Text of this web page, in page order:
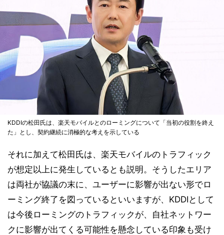
KDDIの松田氏は、楽天モバイルとのローミングについて「当初の役割を終え
た」とし、契約継続に消極的な考えを示している
それに加えて松田氏は、楽天モバイルのトラフィック
が想定以上に発生しているとも説明。そうしたエリア
は両社が協議の末に、ユーザーに影響が出ない形でロ
ーミング終了を図っているといいますが、KDDIとして
は今後ローミングのトラフィックが、自社ネットワー
クに影響が出てくる可能性を懸念している印象も受け